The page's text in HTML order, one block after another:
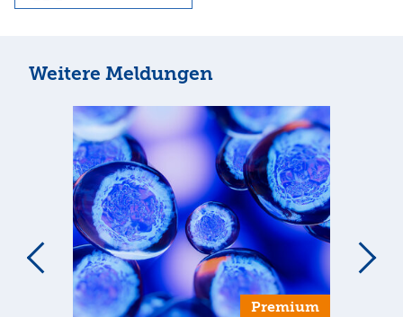
Weitere Meldungen
Premium